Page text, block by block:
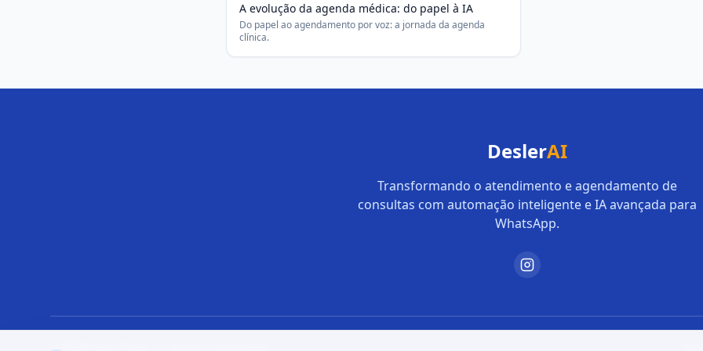
A evolução da agenda médica: do papel à IA
Do papel ao agendamento por voz: a jornada da agenda
clínica.
DeslerAI
Transformando o atendimento e agendamento de
consultas com automação inteligente e IA avançada para
WhatsApp.